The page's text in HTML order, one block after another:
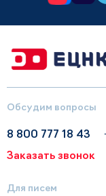
Обсудим вопросы
8 800 777 18 43
Заказать звонок
Для писем